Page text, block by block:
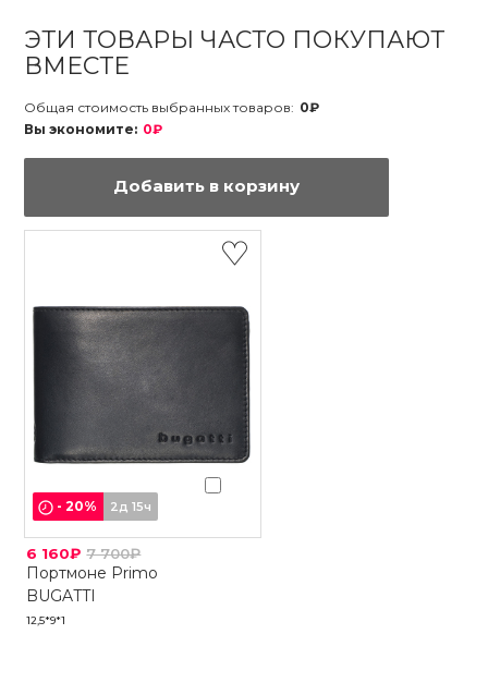
ЭТИ ТОВАРЫ ЧАСТО ПОКУПАЮТ
ВМЕСТЕ
Общая стоимость выбранных товаров: 0₽
Вы экономите: 0₽
Добавить в корзину
-20% 2д 15ч
6 160₽ 7 700₽
Портмоне Primo
BUGATTI
12,5*9*1